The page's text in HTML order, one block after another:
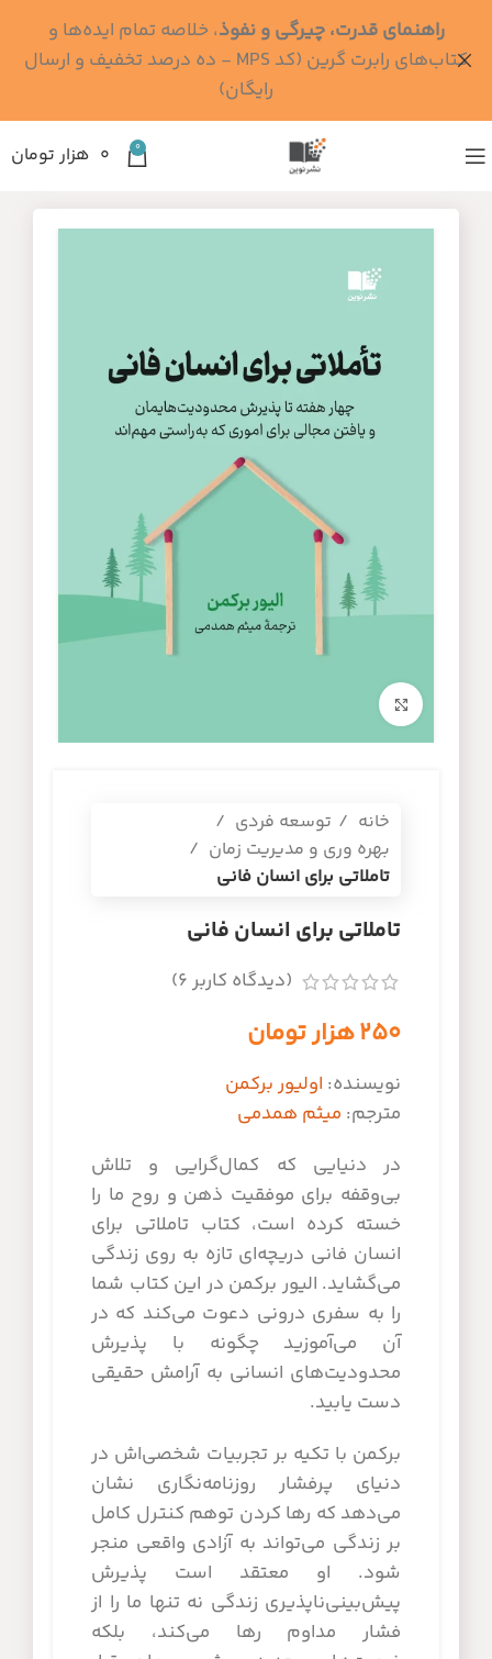
0 ۰ هزار تومان
خانه
توسعه فردی
بهره وری و مدیریت زمان
تاملاتی برای انسان فانی
تاملاتی برای انسان فانی
(دیدگاه کاربر6
)
۲۵۰هزار تومان
نویسنده: اولیور برکمن
مترجم: میثم همدمی
در دنیایی که کمال‌گرایی و تلاش
بی‌وقفه برای موفقیت ذهن و روح ما را
خسته کرده است، کتاب تاملاتی برای
انسان فانی دریچه‌ای تازه به روی زندگی
می‌گشاید. الیور برکمن در این کتاب شما
را به سفری درونی دعوت می‌کند که در
آن می‌آموزید چگونه با پذیرش
محدودیت‌های انسانی به آرامش حقیقی
دست یابید.
برکمن با تکیه بر تجربیات شخصی‌اش در
دنیای پرفشار روزنامه‌نگاری نشان
می‌دهد که رها کردن توهم کنترل کامل
بر زندگی می‌تواند به آزادی واقعی منجر
شود. او معتقد است پذیرش
پیش‌بینی‌ناپذیری زندگی نه تنها ما را از
فشار مداوم رها می‌کند، بلکه
راهنمای قدرت، چیرگی و نفوذ، خلاصه تمام ایده‌ها و
کتاب‌های رابرت گرین (کد MPS - ده درصد تخفیف و ارسال
رایگان)